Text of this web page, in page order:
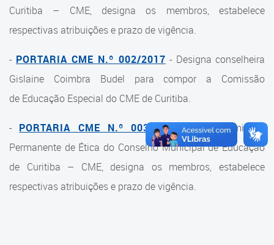
Portal ICS Instituto Curitiba de
Portal do Servidor
Histórico
Composição
Diretoria
Comissões
Grupos de Trabalho
Curitiba – CME, designa os membros, estabelece
respectivas atribuições e prazo de vigência.
- PORTARIA CME N.º 002/2017 - Designa conselheira
Gislaine Coimbra Budel para compor a Comissão
de Educação Especial do CME de Curitiba.
- PORTARIA CME N.º 003/2017 -Cria Comissão
Permanente de Ética do Conselho Municipal de Educação
de Curitiba – CME, designa os membros, estabelece
respectivas atribuições e prazo de vigência.